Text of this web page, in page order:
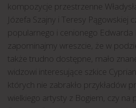
kompozycje przestrzenne
Józefa Szajny i Teresy Pągowskiej
popularnego i cenionego Edwarda
zapominajmy wreszcie, że w
także trudno dostępne, mało
widzowi interesujące szkice
których nie zabrakło przykładów
wielkiego artysty z Bogiem, czy na